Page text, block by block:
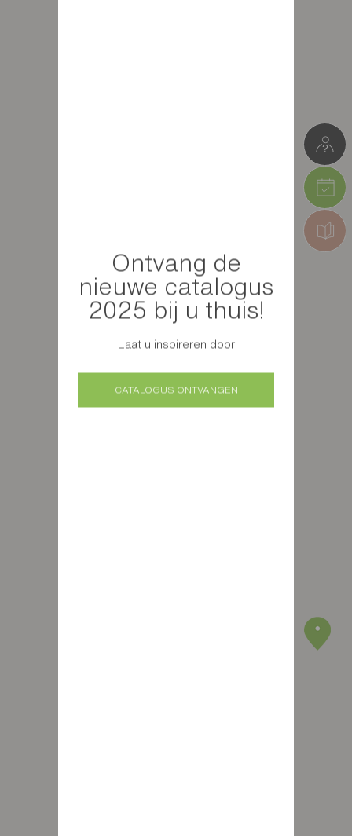
Ontvang de
nieuwe catalogus
2025 bij u thuis!
Laat u inspireren door
CATALOGUS ONTVANGEN